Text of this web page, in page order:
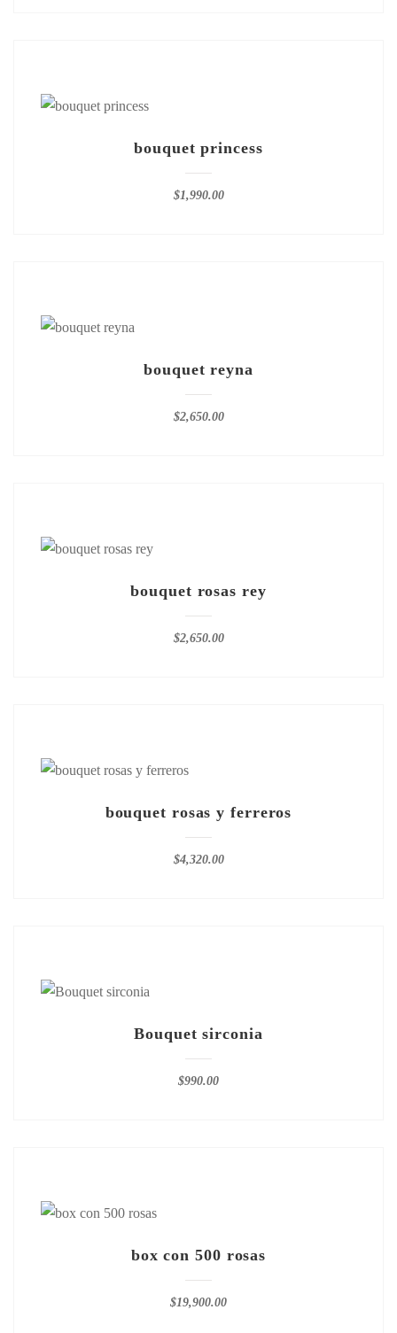
bouquet princess
$1,990.00
bouquet reyna
$2,650.00
bouquet rosas rey
$2,650.00
bouquet rosas y ferreros
$4,320.00
Bouquet sirconia
$990.00
box con 500 rosas
$19,900.00